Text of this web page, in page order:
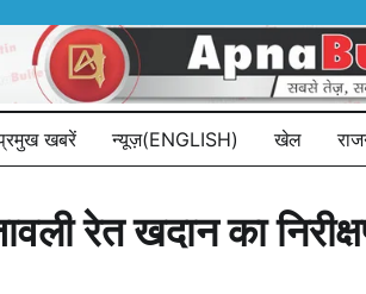
खबरें न्यूज़(ENGLISH) खेल
रेत खदान का